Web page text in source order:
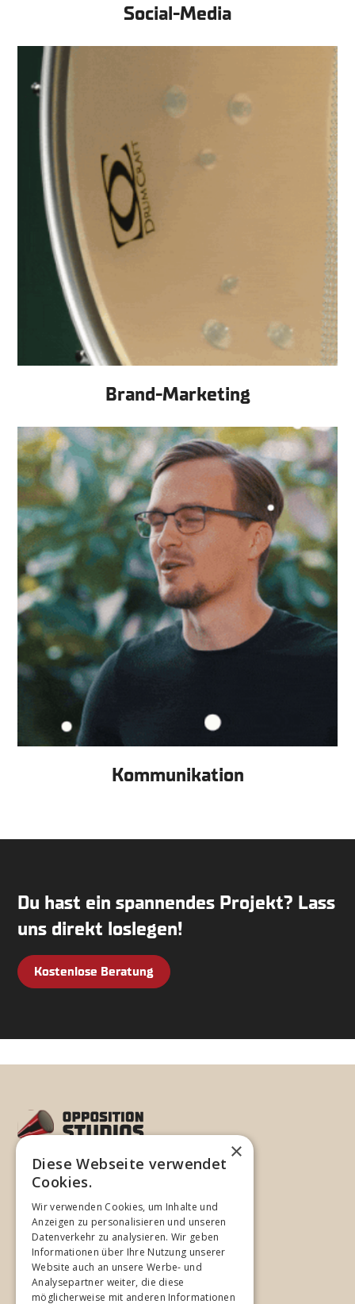
Social-Media
Brand-Marketing
Kommunikation
Du hast ein spannendes Projekt? Lass
uns direkt loslegen!
Kostenlose Beratung
2026Opposition Studios
Unternehmen
Home
Studios
Spezialisierung
×
Diese Webseite verwendet
Cookies.
Wir verwenden Cookies, um Inhalte und
Anzeigen zu personalisieren und unseren
Datenverkehr zu analysieren. Wir geben
Informationen über Ihre Nutzung unserer
Website auch an unsere Werbe- und
Analysepartner weiter, die diese
möglicherweise mit anderen Informationen